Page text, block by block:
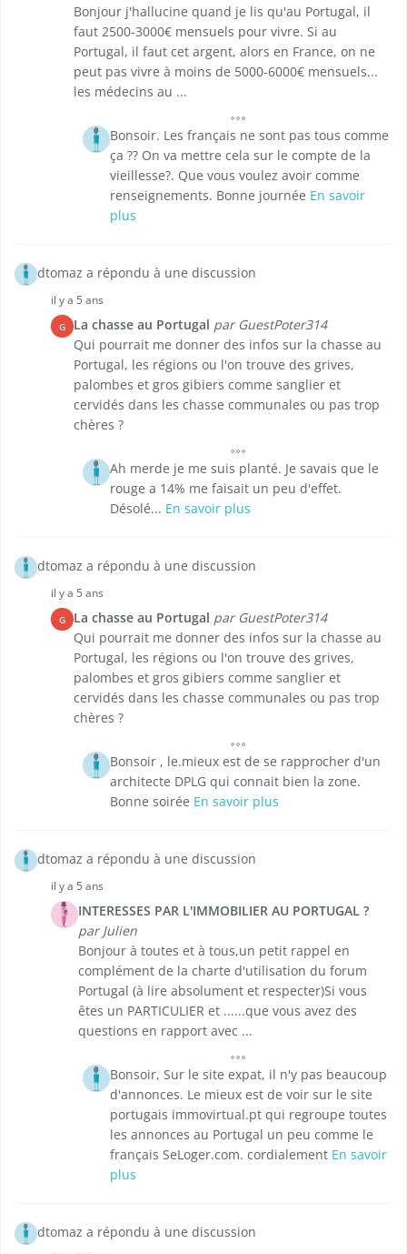
Bonjour j'hallucine quand je lis qu'au Portugal, il
faut 2500-3000€ mensuels pour vivre. Si au
Portugal, il faut cet argent, alors en France, on ne
peut pas vivre à moins de 5000-6000€ mensuels...
les médecins au ...
Bonsoir. Les français ne sont pas tous comme
ça ?? On va mettre cela sur le compte de la
vieillesse?. Que vous voulez avoir comme
renseignements. Bonne journée En savoir
plus
dtomaz a répondu à une discussion
il y a 5 ans
G La chasse au Portugal par GuestPoter314
Qui pourrait me donner des infos sur la chasse au
Portugal, les régions ou l'on trouve des grives,
palombes et gros gibiers comme sanglier et
cervidés dans les chasse communales ou pas trop
chères ?
Ah merde je me suis planté. Je savais que le
rouge a 14% me faisait un peu d'effet.
Désolé... En savoir plus
dtomaz a répondu à une discussion
il y a 5 ans
G La chasse au Portugal par GuestPoter314
Qui pourrait me donner des infos sur la chasse au
Portugal, les régions ou l'on trouve des grives,
palombes et gros gibiers comme sanglier et
cervidés dans les chasse communales ou pas trop
chères ?
Bonsoir , le.mieux est de se rapprocher d'un
architecte DPLG qui connait bien la zone.
Bonne soirée En savoir plus
dtomaz a répondu à une discussion
il y a 5 ans
INTERESSES PAR L'IMMOBILIER AU PORTUGAL ?
par Julien
Bonjour à toutes et à tous,un petit rappel en
complément de la charte d'utilisation du forum
Portugal (à lire absolument et respecter)Si vous
êtes un PARTICULIER et ......que vous avez des
questions en rapport avec ...
Bonsoir, Sur le site expat, il n'y pas beaucoup
d'annonces. Le mieux est de voir sur le site
portugais immovirtual.pt qui regroupe toutes
les annonces au Portugal un peu comme le
français SeLoger.com. cordialement En savoir
plus
dtomaz a répondu à une discussion